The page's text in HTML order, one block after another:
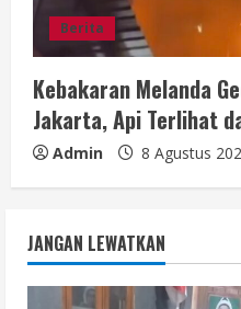
Berita
Kebakaran Melanda
Jakarta, Api Terlihat
Admin 8 Agustus
JANGAN LEWATKAN